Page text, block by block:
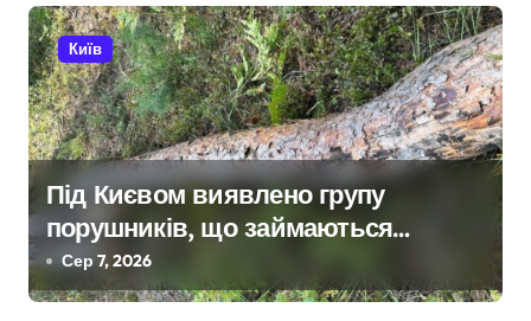
ц
і
я
з
а
п
и
Київ
Під Києвом виявлено групу
порушників, що займаються
незаконною вирубкою лісу
Сер 7, 2026